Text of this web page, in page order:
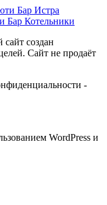
Бар Истра
Бар Котельники
создан
Сайт не продаёт
-
WordPress и